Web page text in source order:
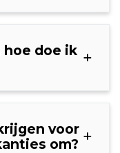
hoe doe ik
voor
om?